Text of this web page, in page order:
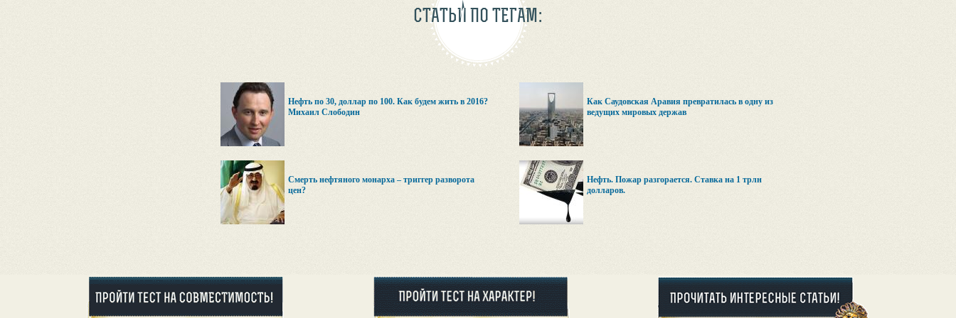
СТАТЬИ ПО ТЕГАМ:
Нефть по 30, доллар по 100. Как будем жить в 2016?
Михаил Слободин
Как Саудовская Аравия превратилась в одну из
ведущих мировых держав
Смерть нефтяного монарха – триггер разворота
цен?
Нефть. Пожар разгорается. Ставка на 1 трлн
долларов.